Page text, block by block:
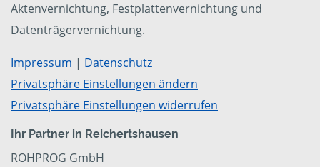
Aktenvernichtung, Festplattenvernichtung und
Datenträgervernichtung.
Impressum | Datenschutz
Privatsphäre Einstellungen ändern
Privatsphäre Einstellungen widerrufen
Ihr Partner in Reichertshausen
ROHPROG GmbH